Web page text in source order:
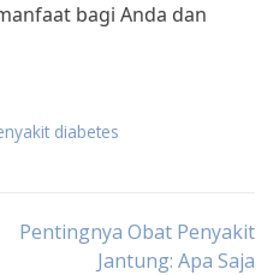
bagi Anda dan
diabetes
Pentingnya Obat Penyakit
Jantung: Apa Saja